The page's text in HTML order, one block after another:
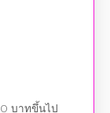
บาทขึ้นไป